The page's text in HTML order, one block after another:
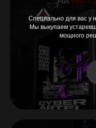
Специально для вас у
Мы выкупаем
мощного